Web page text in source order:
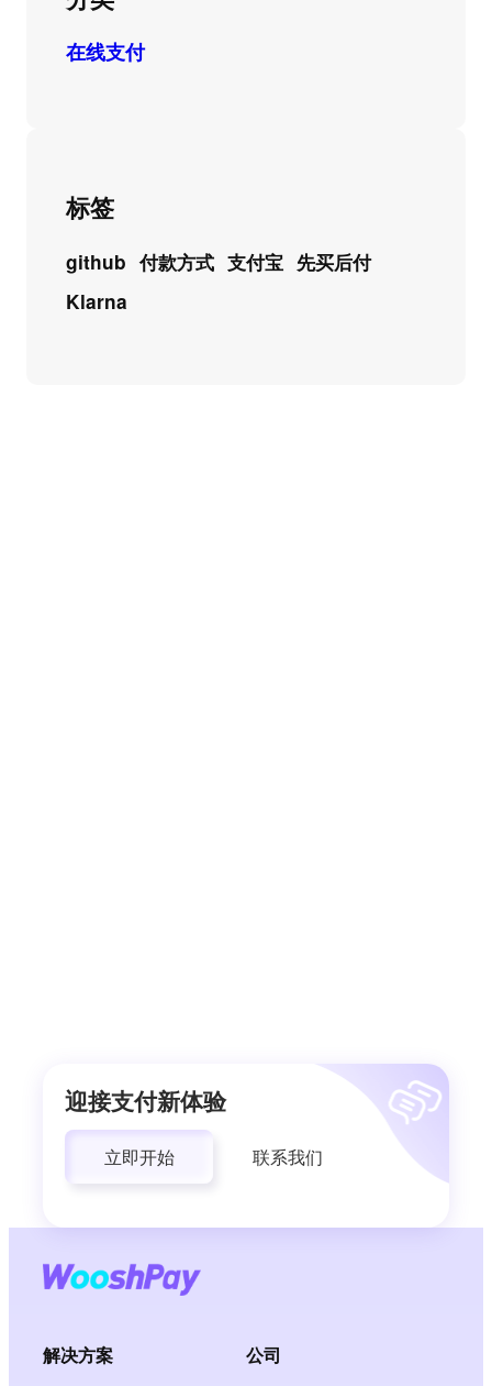
在线支付
标签
github 付款方式 支付宝 先买后付
Klarna
迎接支付新体验
立即开始 联系我们
解决方案 公司